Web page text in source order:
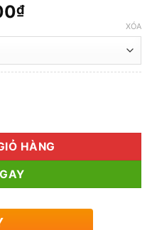
₫Khoảng
160.000₫
đến
XÓA
HÀNG